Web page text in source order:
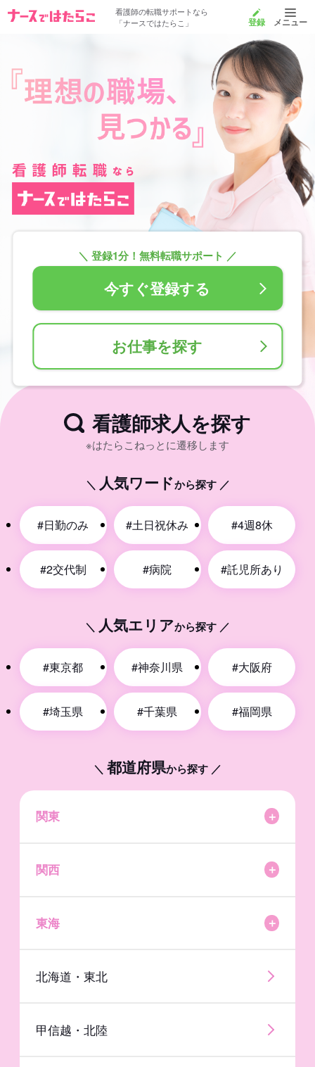
看護師の転職サポートなら
「ナースではたらこ」
登録 メニュー
サービス紹介
サービスの流れ
採用ご担当者様へ
よくあるご質問
キャリアプラン相談窓口
看護師転職のプロが求人をご紹介！
＼ 登録1分！無料転職サポート ／
＼ 登録1分！無料転職サポート ／
今すぐ登録する
お仕事を探す
看護師求人を探す
※はたらこねっとに遷移します
＼ 人気ワードから探す ／
#日勤のみ #土日祝休み #4週8休
#2交代制 #病院 #託児所あり
＼ 人気エリアから探す ／
#東京都 #神奈川県 #大阪府
#埼玉県 #千葉県 #福岡県
＼ 都道府県から探す ／
関東 ＋
東京都
神奈川県
千葉県
埼玉県
関西 ＋
大阪府
兵庫県
京都府
東海 ＋
愛知県
静岡県
北海道・東北
甲信越・北陸